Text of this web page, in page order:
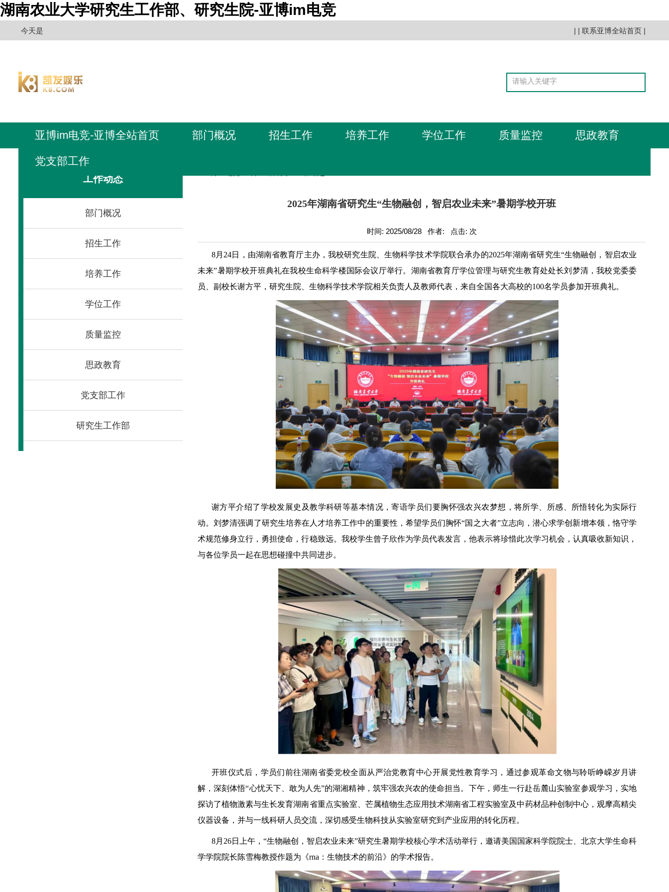
湖南农业大学研究生工作部、研究生院-亚博im电竞
今天是 | | 联系亚博全站首页 |
亚博im电竞-亚博全站首页 部门概况 招生工作 培养工作 学位工作 质量监控 思政教育
党支部工作
工作动态
部门概况
招生工作
培养工作
学位工作
质量监控
思政教育
党支部工作
研究生工作部
2025年湖南省研究生“生物融创，智启农业未来”暑期学校开班
时间: 2025/08/28 作者: 点击: 次
8月24日，由湖南省教育厅主办，我校研究生院、生物科学技术学院联合承办的2025年湖南省研究生“生物融创，智启农业
未来”暑期学校开班典礼在我校生命科学楼国际会议厅举行。湖南省教育厅学位管理与研究生教育处处长刘梦清，我校党委委
员、副校长谢方平，研究生院、生物科学技术学院相关负责人及教师代表，来自全国各大高校的100名学员参加开班典礼。
谢方平介绍了学校发展史及教学科研等基本情况，寄语学员们要胸怀强农兴农梦想，将所学、所感、所悟转化为实际行
动。刘梦清强调了研究生培养在人才培养工作中的重要性，希望学员们胸怀“国之大者”立志向，潜心求学创新增本领，恪守学
术规范修身立行，勇担使命，行稳致远。我校学生曾子欣作为学员代表发言，他表示将珍惜此次学习机会，认真吸收新知识，
与各位学员一起在思想碰撞中共同进步。
开班仪式后，学员们前往湖南省委党校全面从严治党教育中心开展党性教育学习，通过参观革命文物与聆听峥嵘岁月讲
解，深刻体悟“心忧天下、敢为人先”的湖湘精神，筑牢强农兴农的使命担当。下午，师生一行赴岳麓山实验室参观学习，实地
探访了植物激素与生长发育湖南省重点实验室、芒属植物生态应用技术湖南省工程实验室及中药材品种创制中心，观摩高精尖
仪器设备，并与一线科研人员交流，深切感受生物科技从实验室研究到产业应用的转化历程。
8月26日上午，“生物融创，智启农业未来”研究生暑期学校核心学术活动举行，邀请美国国家科学院院士、北京大学生命科
学学院院长陈雪梅教授作题为《rna：生物技术的前沿》的学术报告。